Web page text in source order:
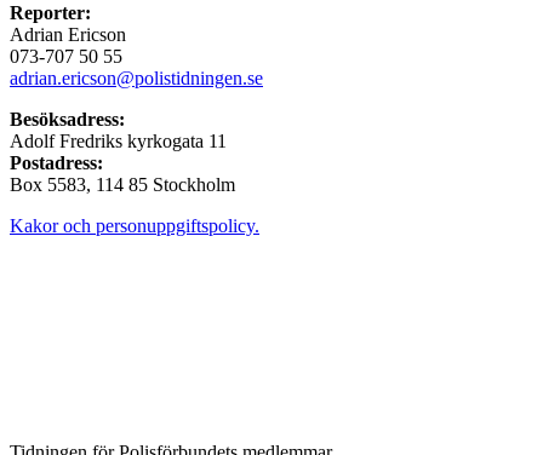
Reporter:
Adrian Ericson
073-707 50 55
adrian.ericson@polistidningen.se
Besöksadress:
Adolf Fredriks kyrkogata 11
Postadress:
Box 5583, 114 85 Stockholm
Kakor och personuppgiftspolicy.